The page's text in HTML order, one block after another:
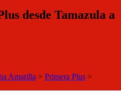
desde Tamazula a
Amarilla > Primera Plus >